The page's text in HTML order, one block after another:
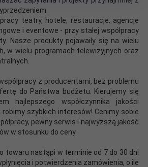
teatry, hotele, restauracje, agencje
i eventowe - przy stałej współpracy
Nasze produkty pojawaiły się na wielu
w wielu programach telewizyjnych oraz
z producentami, bez problemu
do Państwa budżetu. Kierujemy się
najlepszego współczynnika jakości
robimy szybkich interesów! Cenimy sobie
pewny serwis i najwyższą jakość
w stosunku do ceny.
towaru nastąpi w terminie od 7 do 30 dni
i potwierdzenia zamówienia, o ile